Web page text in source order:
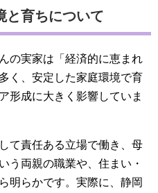
と育ちについて
の実家は「経済的に恵まれ
く、安定した家庭環境で育
形成に大きく影響していま
て責任ある立場で働き、母
う両親の職業や、住まい・
明らかです。実際に、静岡